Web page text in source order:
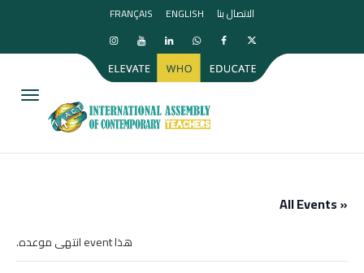
الاتصال بنا ENGLISH
FRANÇAIS
« All Events
هذا event انتهى موعده.